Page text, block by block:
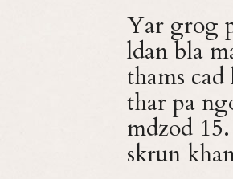
Yar grog
ldan bla
thams
thar pa
mdzod
skrun